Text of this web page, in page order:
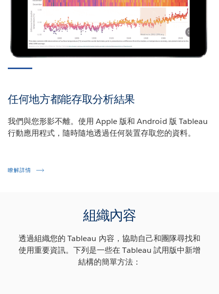
任何地方都能存取分析結果
我們與您形影不離。使用 Apple 版和 Android 版 Tableau
行動應用程式，隨時隨地透過任何裝置存取您的資料。
瞭解詳情
組織內容
透過組織您的 Tableau 內容，協助自己和團隊尋找和
使用重要資訊。下列是一些在 Tableau 試用版中新增
結構的簡單方法：